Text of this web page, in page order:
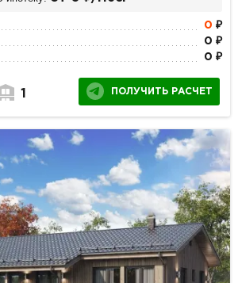
0 ₽
0 ₽
0 ₽
1 ПОЛУЧИТЬ РАСЧЕТ